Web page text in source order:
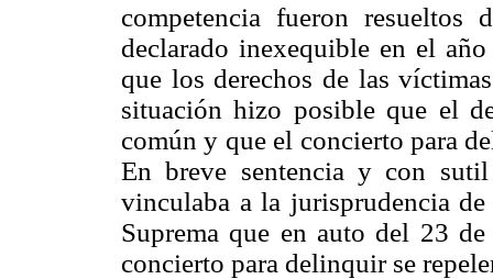
competencia fueron
declarado inexequible en el
que los derechos de las
situación hizo posible que el
común y que el concierto para
En breve sentencia y con
vinculaba a la jurisprudencia
Suprema que en auto del 23
concierto para delinquir se